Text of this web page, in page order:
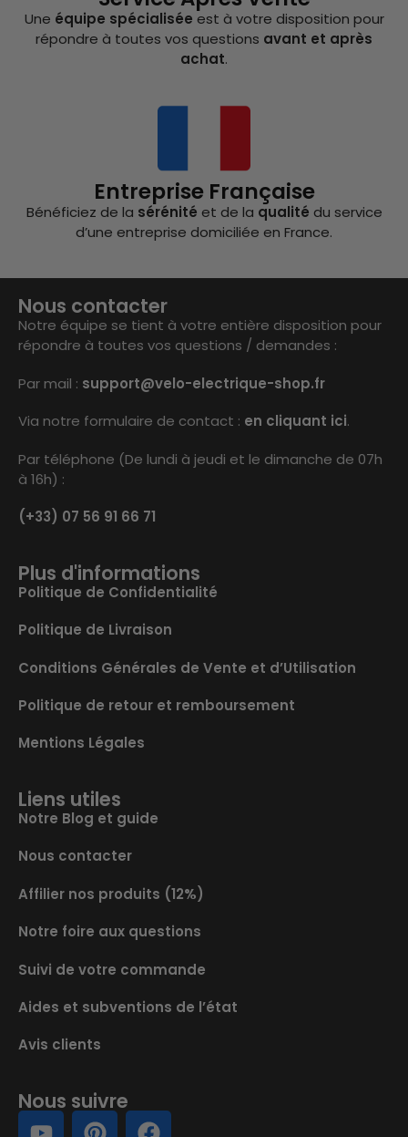
Une équipe spécialisée est à votre disposition pour
répondre à toutes vos questions avant et après
achat.
Entreprise Française
Bénéficiez de la sérénité et de la qualité du service
d’une entreprise domiciliée en France.
Nous contacter
Notre équipe se tient à votre entière disposition pour
répondre à toutes vos questions / demandes :
Par mail : support@velo-electrique-shop.fr
Via notre formulaire de contact : en cliquant ici.
Par téléphone (De lundi à jeudi et le dimanche de 07h
à 16h) :
(+33) 07 56 91 66 71
Plus d'informations
Politique de Confidentialité
Politique de Livraison
Conditions Générales de Vente et d’Utilisation
Politique de retour et remboursement
Mentions Légales
Liens utiles
Notre Blog et guide
Nous contacter
Affilier nos produits (12%)
Notre foire aux questions
Suivi de votre commande
Aides et subventions de l’état
Avis clients
Nous suivre